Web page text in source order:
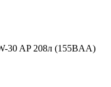
30 AP 208л (155BAA)